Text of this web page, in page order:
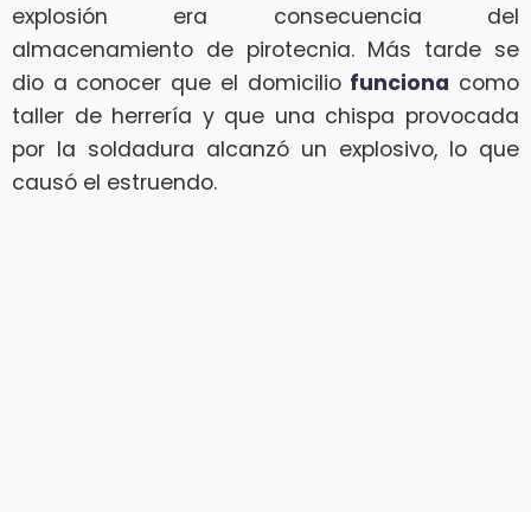
explosión era consecuencia del
almacenamiento de pirotecnia. Más tarde se
dio a conocer que el domicilio funciona como
taller de herrería y que una chispa provocada
por la soldadura alcanzó un explosivo, lo que
causó el estruendo.